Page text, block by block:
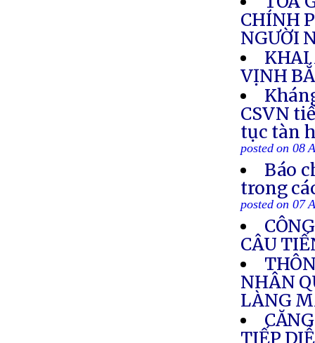
CHÍNH
NGƯỜI
KHAI
VỊNH
CSVN
tục tàn
posted on 08
Báo
trong
posted on 07
CÂU
NHÂN
LÀNG
TIẾP